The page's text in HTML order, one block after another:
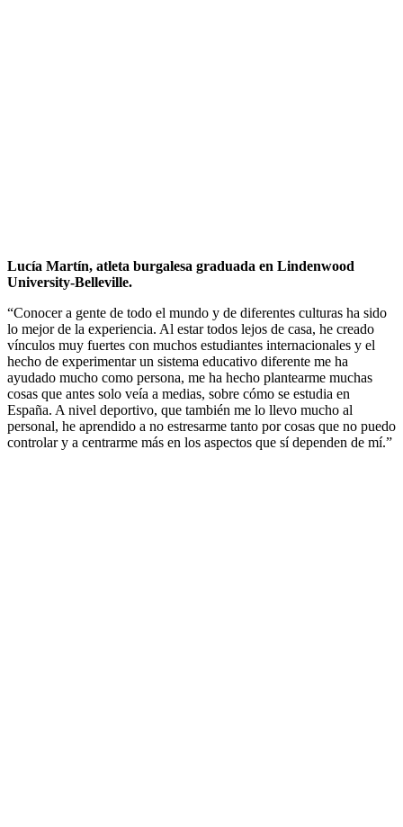
Lucía Martín, atleta burgalesa graduada en Lindenwood
University-Belleville.
“Conocer a gente de todo el mundo y de diferentes culturas ha sido
lo mejor de la experiencia. Al estar todos lejos de casa, he creado
vínculos muy fuertes con muchos estudiantes internacionales y el
hecho de experimentar un sistema educativo diferente me ha
ayudado mucho como persona, me ha hecho plantearme muchas
cosas que antes solo veía a medias, sobre cómo se estudia en
España. A nivel deportivo, que también me lo llevo mucho al
personal, he aprendido a no estresarme tanto por cosas que no puedo
controlar y a centrarme más en los aspectos que sí dependen de mí.”